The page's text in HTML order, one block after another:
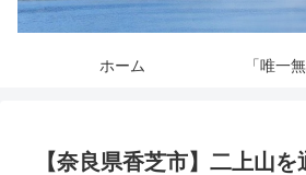
ホーム
【奈良県香芝市】二上山